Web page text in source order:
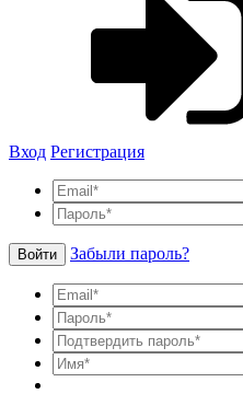
Вход Регистрация
Войти Забыли пароль?